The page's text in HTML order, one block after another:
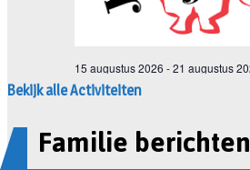
Bekijk alle Activiteiten
Familie berichten